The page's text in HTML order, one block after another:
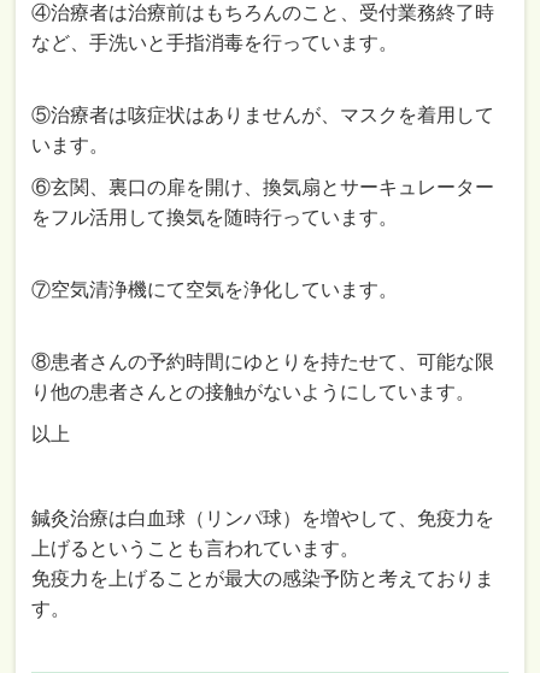
④治療者は治療前はもちろんのこと、受付業務終了時
など、手洗いと手指消毒を行っています。
⑤治療者は咳症状はありませんが、マスクを着用して
います。
⑥玄関、裏口の扉を開け、換気扇とサーキュレーター
をフル活用して換気を随時行っています。
⑦空気清浄機にて空気を浄化しています。
⑧患者さんの予約時間にゆとりを持たせて、可能な限
り他の患者さんとの接触がないようにしています。
以上
鍼灸治療は白血球（リンパ球）を増やして、免疫力を
上げるということも言われています。
免疫力を上げることが最大の感染予防と考えておりま
す。